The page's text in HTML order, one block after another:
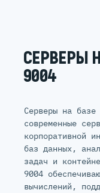
СЕРВЕРЫ
9004
Серверы на базе
современные
корпоративной
баз данных,
задач и
9004
вычислений,